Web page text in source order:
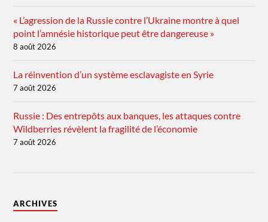
« L’agression de la Russie contre l’Ukraine montre à quel
point l’amnésie historique peut être dangereuse »
8 août 2026
La réinvention d’un système esclavagiste en Syrie
7 août 2026
Russie : Des entrepôts aux banques, les attaques contre
Wildberries révèlent la fragilité de l’économie
7 août 2026
ARCHIVES